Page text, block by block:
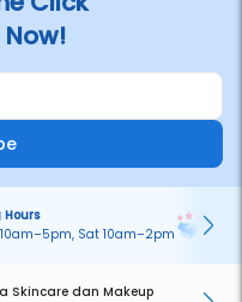
Sat 10am–2pm
Skincare dan Makeup